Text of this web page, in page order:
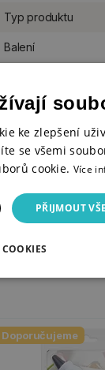
Typ produktu
Balení
Průměr
Doporučujeme
ke zlepšení
se všemi
cookie. Více
PŘIJMOUT